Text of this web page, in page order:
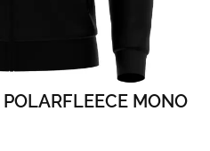
MONO